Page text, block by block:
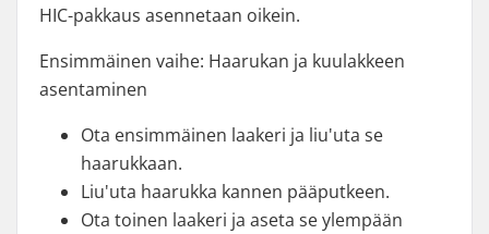
HIC-pakkaus asennetaan oikein.
Ensimmäinen vaihe: Haarukan ja kuulakkeen
asentaminen
Ota ensimmäinen laakeri ja liu'uta se
haarukkaan.
Liu'uta haarukka kannen pääputkeen.
Ota toinen laakeri ja aseta se ylempään